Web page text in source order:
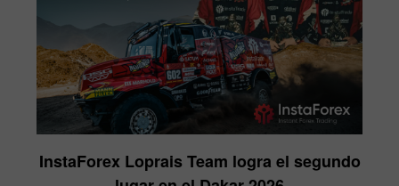
InstaForex Loprais Team logra el segundo